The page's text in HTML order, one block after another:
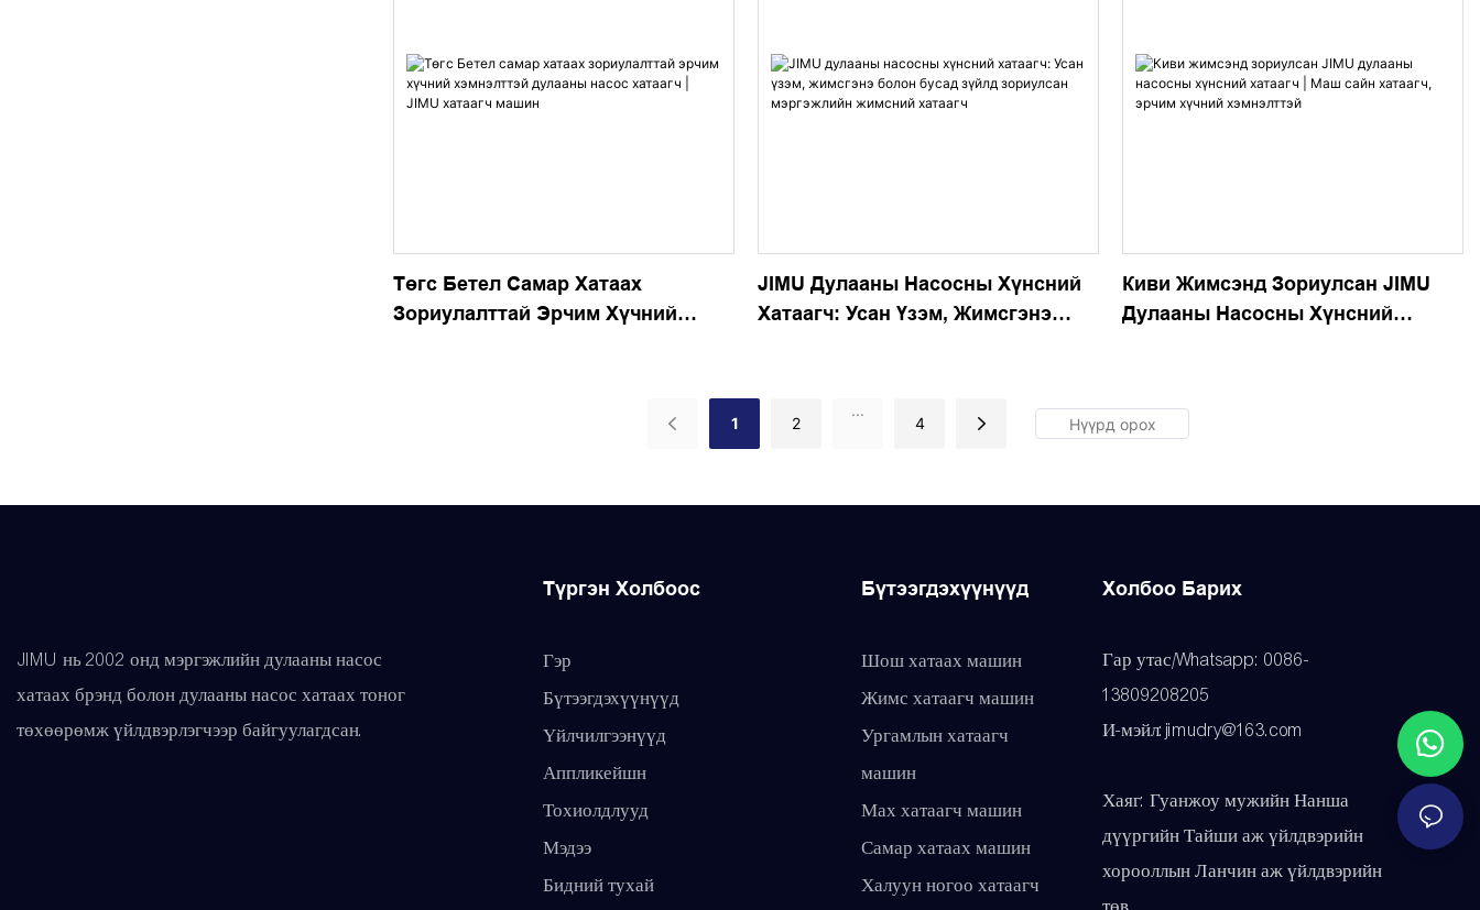
Төгс Бетел Самар Хатаах
Зориулалттай Эрчим Хүчний
JIMU Дулааны Насосны Хүнсний
Хатаагч: Усан Үзэм, Жимсгэнэ
Киви Жимсэнд Зориулсан JIMU
Дулааны Насосны Хүнсний
1 2
...
4
JIMU нь 2002 онд мэргэжлийн дулааны насос
хатаах брэнд болон дулааны насос хатаах тоног
төхөөрөмж үйлдвэрлэгчээр байгуулагдсан.
Түргэн Холбоос
Гэр
Бүтээгдэхүүнүүд
Үйлчилгээнүүд
Аппликейшн
Тохиолдлууд
Мэдээ
Бидний тухай
Бүтээгдэхүүнүүд
Шош хатаах машин
Жимс хатаагч машин
Ургамлын хатаагч
машин
Мах хатаагч машин
Самар хатаах машин
Халуун ногоо хатаагч
Холбоо Барих
Гар утас/Whatsapp: 0086-
13809208205
И-мэйл:jimudry@163.com
Хаяг: Гуанжоу мужийн Нанша
дүүргийн Тайши аж үйлдвэрийн
хорооллын Ланчин аж үйлдвэрийн